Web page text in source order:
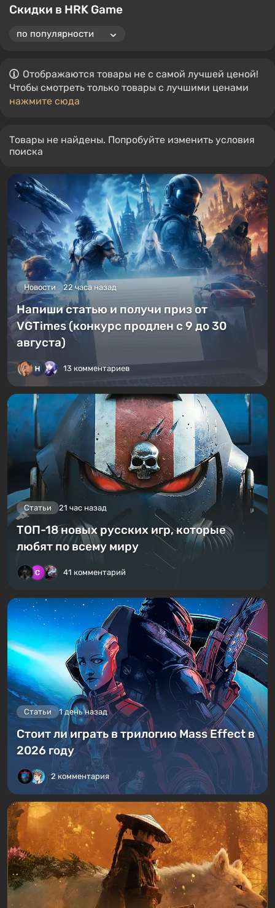
Скидки в HRK Game
Отображаются товары не с самой лучшей ценой!
Чтобы смотреть только товары с лучшими ценами
нажмите сюда
Товары не найдены. Попробуйте изменить условия
поиска
Новости 22 часа назад
Напиши статью и получи приз от
VGTimes (конкурс продлен с 9 до 30
августа)
13 комментариев
Статьи 21 час назад
ТОП-18 новых русских игр, которые
любят по всему миру
41 комментарий
Статьи 1 день назад
Стоит ли играть в трилогию Mass Effect в
2026 году
2 комментария